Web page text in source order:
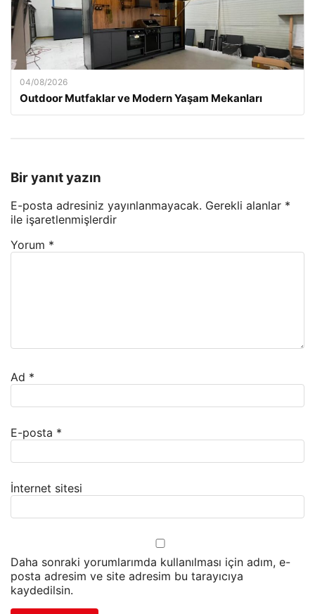
04/08/2026
Outdoor Mutfaklar ve Modern Yaşam Mekanları
Bir yanıt yazın
E-posta adresiniz yayınlanmayacak. Gerekli alanlar *
ile işaretlenmişlerdir
Yorum *
Ad *
E-posta *
İnternet sitesi
Daha sonraki yorumlarımda kullanılması için adım, e-
posta adresim ve site adresim bu tarayıcıya
kaydedilsin.